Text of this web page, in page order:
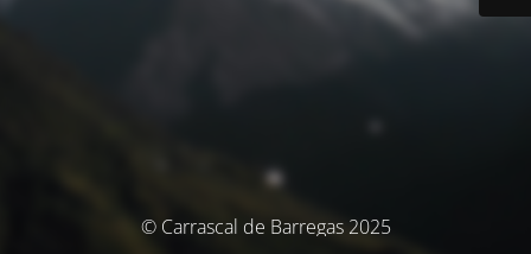
© Carrascal de Barregas 2025